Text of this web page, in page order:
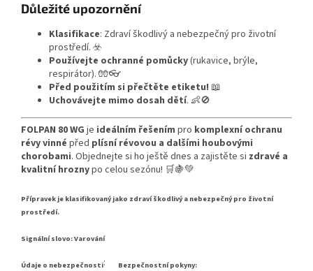
Důležité upozornění
Klasifikace: Zdraví škodlivý a nebezpečný pro životní
prostředí. ☣️
Používejte ochranné pomůcky(rukavice, brýle,
respirátor). 🧤👓
Před použitím si přečtěte etiketu! 📖
Uchovávejte mimo dosah dětí. 👶🚫
FOLPAN 80 WG je ideálním řešením pro komplexní ochranu
révy vinné před plísní révovou a dalšími houbovými
chorobami. Objednejte si ho ještě dnes a zajistěte si zdravé a
kvalitní hroznypo celou sezónu! 🛒🍇💚
Přípravek je klasifikovaný jako zdraví škodlivý a nebezpečný pro životní
prostředí.
Signální slovo: Varování
Údaje o nebezpečnosti: Bezpečnostní pokyny: